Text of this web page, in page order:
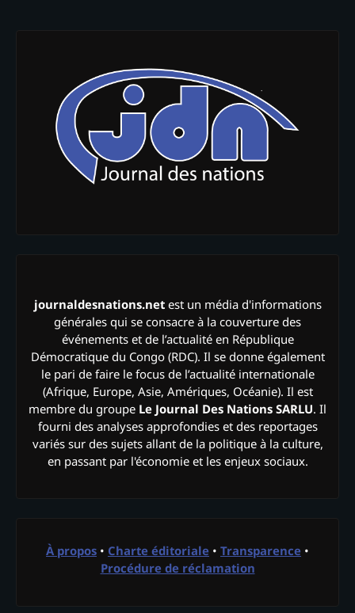
journaldesnations.netest un média d'informations
générales qui se consacre à la couverture des
événements et de l’actualité en République
Démocratique du Congo (RDC). Il se donne également
le pari de faire le focus de l’actualité internationale
(Afrique, Europe, Asie, Amériques, Océanie). Il est
membre du groupe Le Journal Des Nations SARLU. Il
fourni des analyses approfondies et des reportages
variés sur des sujets allant de la politique à la culture,
en passant par l'économie et les enjeux sociaux.
À propos • Charte éditoriale • Transparence •
Procédure de réclamation